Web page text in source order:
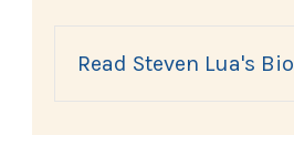
Read Steven Lua's Bio